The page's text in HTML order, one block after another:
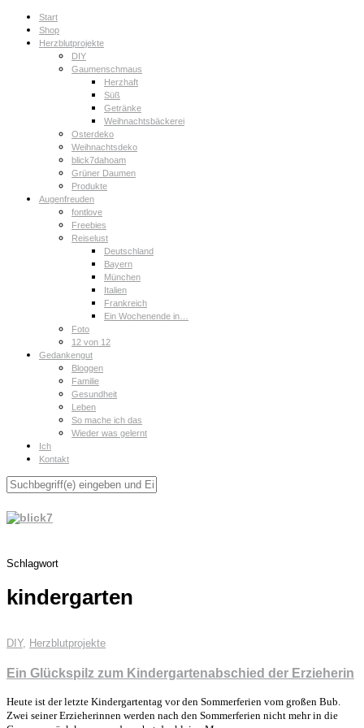
Start
Shop
Herzblutprojekte
DIY
Gaumenschmaus
Herzhaft
Süß
Getränke
Weihnachtsbäckerei
Osterdeko
Weihnachtsdeko
blick7dahoam
Grüner Daumen
Produkte
Augenfreuden
fontlove
Freebies
Reiselust
Deutschland
Bayern
München
Italien
Frankreich
Ein Wochenende in…
Foto
12 von 12
Gedankengut
Bloggen
Familie
Gesundheit
Leben
So mache ich das
Wieder was gelernt
Ich
Kontakt
Schlagwort
kindergarten
DIY, Herzblutprojekte
Ein Glückspilz zum Kindergartenabschied der Erzieherin
Heute ist der letzte Kindergartentag vor den Sommerferien vom großen Bub.
Zwei seiner Erzieherinnen werden nach den Sommerferien nicht mehr in die